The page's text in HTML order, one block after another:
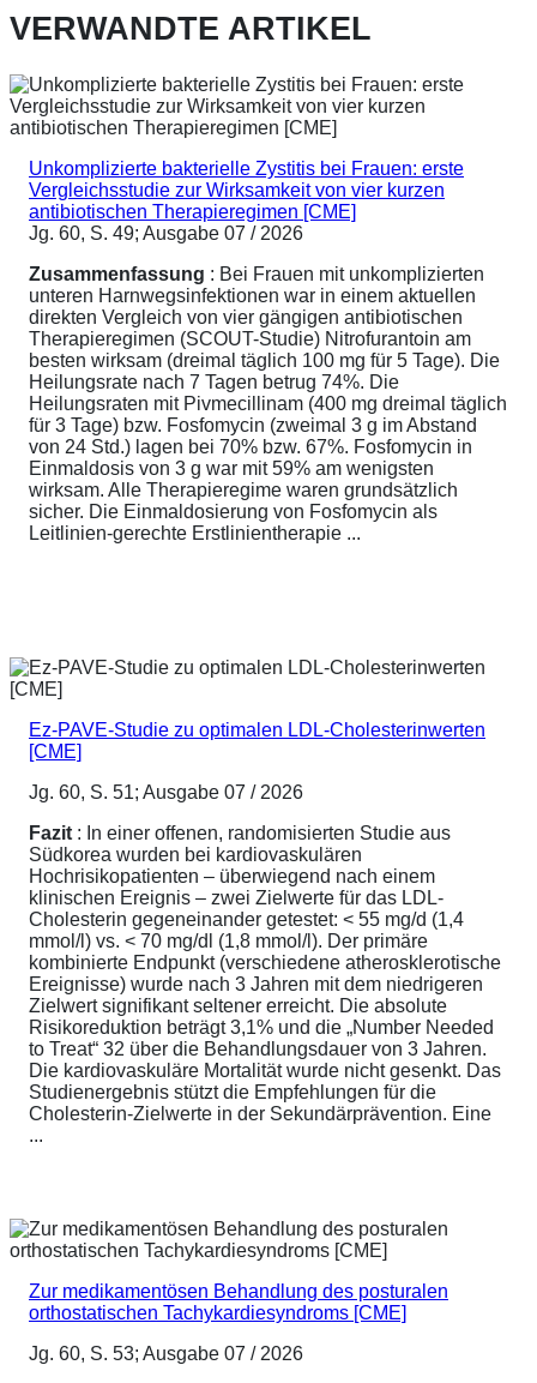
VERWANDTE ARTIKEL
Unkomplizierte bakterielle Zystitis bei Frauen: erste
Vergleichsstudie zur Wirksamkeit von vier kurzen
antibiotischen Therapieregimen [CME]
Jg. 60, S. 49; Ausgabe 07 / 2026
Zusammenfassung : Bei Frauen mit unkomplizierten
unteren Harnwegsinfektionen war in einem aktuellen
direkten Vergleich von vier gängigen antibiotischen
Therapieregimen (SCOUT-Studie) Nitrofurantoin am
besten wirksam (dreimal täglich 100 mg für 5 Tage). Die
Heilungsrate nach 7 Tagen betrug 74%. Die
Heilungsraten mit Pivmecillinam (400 mg dreimal täglich
für 3 Tage) bzw. Fosfomycin (zweimal 3 g im Abstand
von 24 Std.) lagen bei 70% bzw. 67%. Fosfomycin in
Einmaldosis von 3 g war mit 59% am wenigsten
wirksam. Alle Therapieregime waren grundsätzlich
sicher. Die Einmaldosierung von Fosfomycin als
Leitlinien-gerechte Erstlinientherapie ...
Ez-PAVE-Studie zu optimalen LDL-Cholesterinwerten
[CME]
Jg. 60, S. 51; Ausgabe 07 / 2026
Fazit : In einer offenen, randomisierten Studie aus
Südkorea wurden bei kardiovaskulären
Hochrisikopatienten – überwiegend nach einem
klinischen Ereignis – zwei Zielwerte für das LDL-
Cholesterin gegeneinander getestet: < 55 mg/d (1,4
mmol/l) vs. < 70 mg/dl (1,8 mmol/l). Der primäre
kombinierte Endpunkt (verschiedene atherosklerotische
Ereignisse) wurde nach 3 Jahren mit dem niedrigeren
Zielwert signifikant seltener erreicht. Die absolute
Risikoreduktion beträgt 3,1% und die „Number Needed
to Treat“ 32 über die Behandlungsdauer von 3 Jahren.
Die kardiovaskuläre Mortalität wurde nicht gesenkt. Das
Studienergebnis stützt die Empfehlungen für die
Cholesterin-Zielwerte in der Sekundärprävention. Eine
...
Zur medikamentösen Behandlung des posturalen
orthostatischen Tachykardiesyndroms [CME]
Jg. 60, S. 53; Ausgabe 07 / 2026